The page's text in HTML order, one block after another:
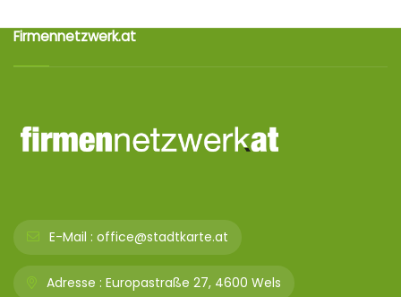
Firmennetzwerk.at
E-Mail : office@stadtkarte.at
Adresse : Europastraße 27, 4600 Wels